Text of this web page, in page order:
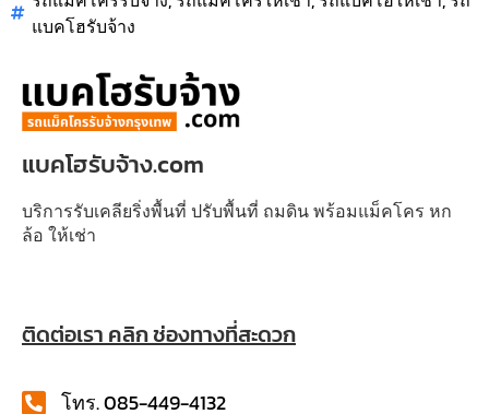
แบคโฮรับจ้าง
แบคโฮรับจ้าง.com
บริการรับเคลียริ่งพื้นที่ ปรับพื้นที่ ถมดิน พร้อมแม็คโคร หก
ล้อ ให้เช่า
ติดต่อเรา คลิก ช่องทางที่สะดวก
โทร. 085-449-4132